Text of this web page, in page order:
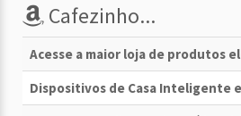
Cafezinho...
Acesse a maior loja de produtos
Dispositivos de Casa Inteligente